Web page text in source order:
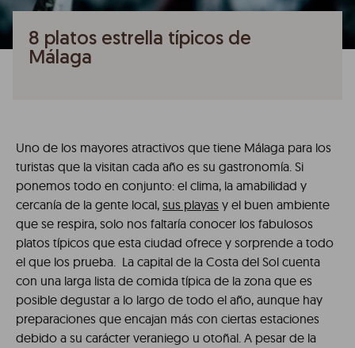
8 platos estrella típicos de
Málaga
Uno de los mayores atractivos que tiene Málaga para los
turistas que la visitan cada año es su gastronomía. Si
ponemos todo en conjunto: el clima, la amabilidad y
cercanía de la gente local, sus playas y el buen ambiente
que se respira, solo nos faltaría conocer los fabulosos
platos típicos que esta ciudad ofrece y sorprende a todo
el que los prueba. La capital de la Costa del Sol cuenta
con una larga lista de comida típica de la zona que es
posible degustar a lo largo de todo el año, aunque hay
preparaciones que encajan más con ciertas estaciones
debido a su carácter veraniego u otoñal. A pesar de la